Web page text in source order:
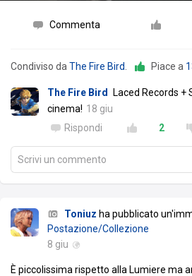
Commenta
Condiviso da The Fire Bird Piace a
The Fire Bird
Laced Records +
cinema! 18 giu
Rispondi
2
Scrivi un commento
Toniuz ha pubblicato
Postazione/Collezione
8 giu
È piccolissima rispetto alla Lumiere ma